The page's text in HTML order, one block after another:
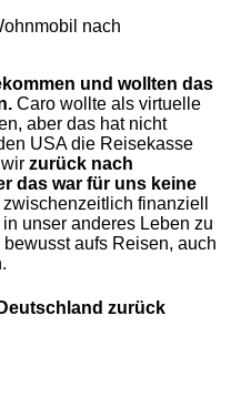
nach
und wollten das
Caro wollte als virtuelle
aber das hat nicht
USA die Reisekasse
zurück nach
das war für uns keine
finanziell
unser anderes Leben zu
aufs Reisen, auch
zurück